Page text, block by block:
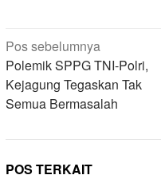
Navigasi
pos
Pos sebelumnya
Polemik SPPG TNI-Polri,
Kejagung Tegaskan Tak
Semua Bermasalah
POS TERKAIT